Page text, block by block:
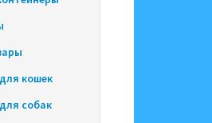
кошек
собак